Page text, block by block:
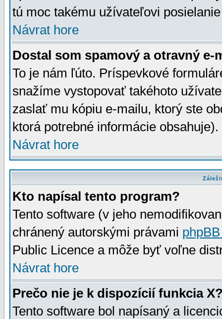
tú moc takému užívateľovi
Návrat hore
Dostal som spamový a otravný e-
To je nám ľúto. Príspevkové
snažíme vystopovať takéhoto
zaslať mu kópiu e-mailu, ktorý ste
ktorá potrebné informácie
Návrat hore
Kto napísal tento program?
Tento software (v jeho
chránený autorskými právami
Public Licence a môže byť voľne
Návrat hore
Prečo nie je k dispozícií funkcia
Tento software bol napísaný a